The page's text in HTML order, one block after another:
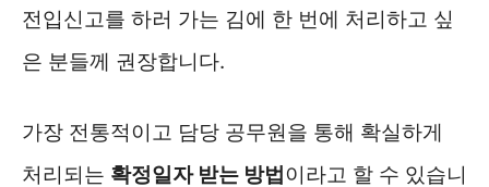
전입신고를 하러 가는 김에 한 번에 처리하고 싶
은 분들께 권장합니다.
가장 전통적이고 담당 공무원을 통해 확실하게
처리되는 확정일자 받는 방법 이라고 할 수 있습니